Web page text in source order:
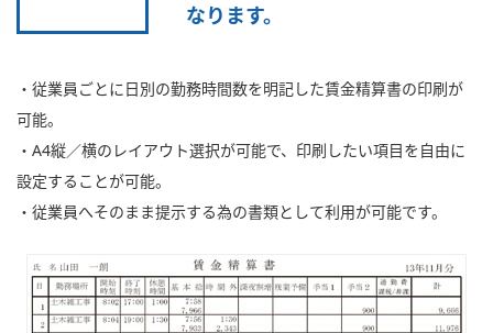
なります。
・従業員ごとに日別の勤務時間数を明記した賃金精算書の印刷が
可能。
・A4縦／横のレイアウト選択が可能で、印刷したい項目を自由に
設定することが可能。
・従業員へそのまま提示する為の書類として利用が可能です。